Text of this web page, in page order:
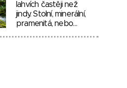
lahvích častěji než
jindy. Stolní, minerální,
pramenitá, nebo…